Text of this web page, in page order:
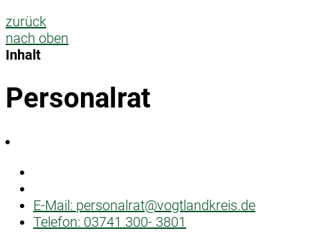
zurück
nach oben
Inhalt
Personalrat
E-Mail: personalrat@vogtlandkreis.de
Telefon: 03741 300- 3801